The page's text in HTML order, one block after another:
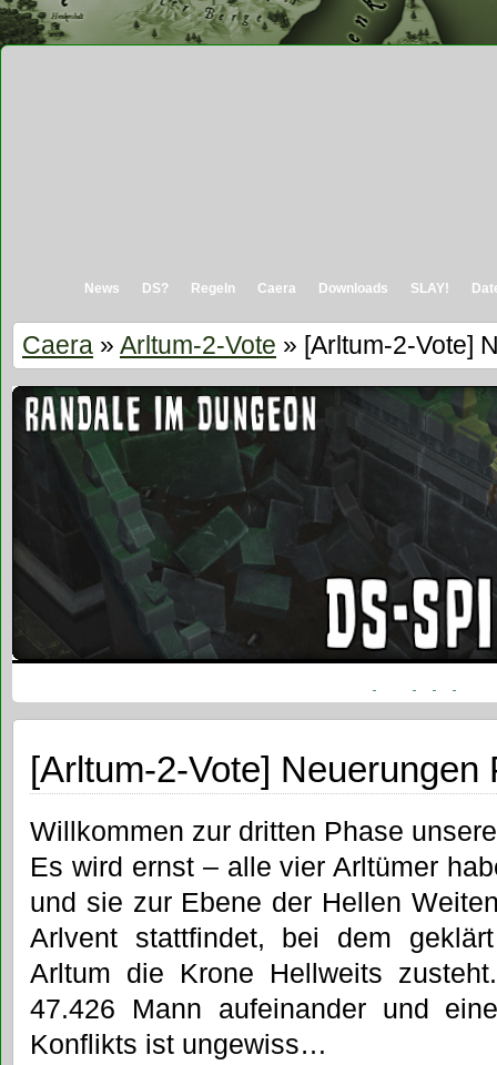
News DS? Regeln Caera Downloads SLAY!
Caera » Arltum-2-Vote » [Arltum-2-Vote]
[Arltum-2-Vote] Neuerungen
Willkommen zur dritten Phase
Es wird ernst – alle vier Arltümer
und sie zur Ebene der Hellen
Arlvent stattfindet, bei dem
Arltum die Krone Hellweits
47.426 Mann aufeinander und
Konflikts ist ungewiss…